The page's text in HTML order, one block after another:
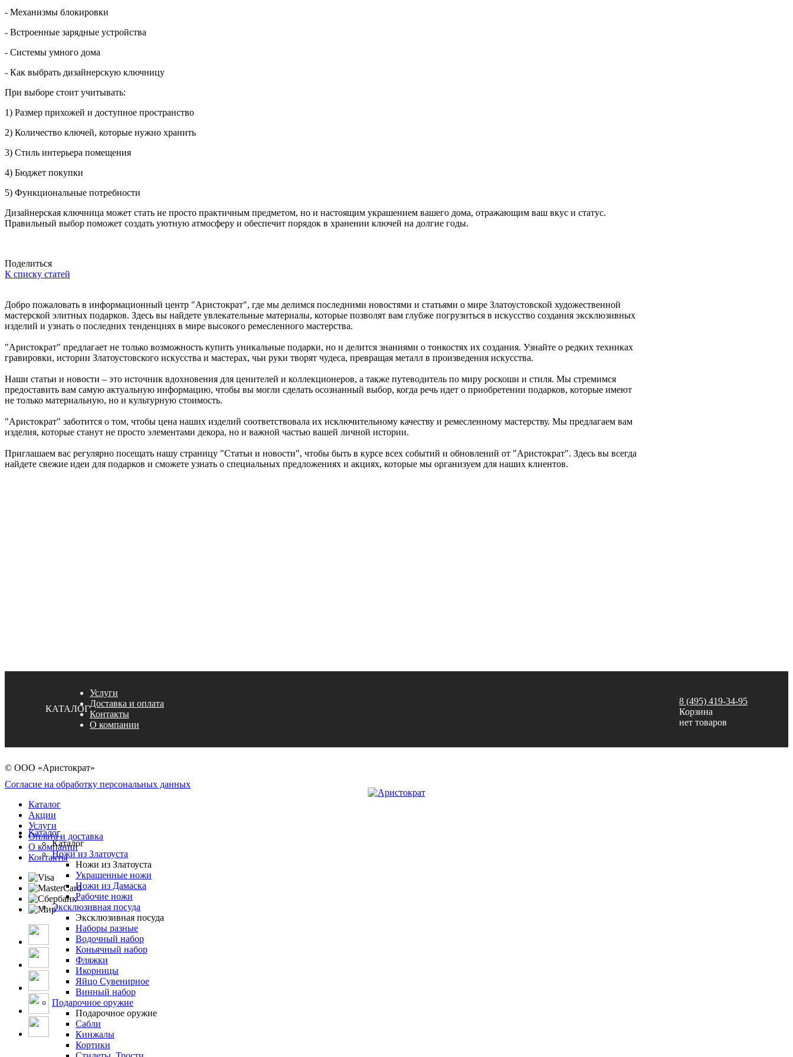
- Механизмы блокировки
- Встроенные зарядные устройства
- Системы умного дома
- Как выбрать дизайнерскую ключницу
При выборе стоит учитывать:
1) Размер прихожей и доступное пространство
2) Количество ключей, которые нужно хранить
3) Стиль интерьера помещения
4) Бюджет покупки
5) Функциональные потребности
Дизайнерская ключница может стать не просто практичным предметом, но и настоящим украшением вашего дома, отражающим ваш вкус и статус.
Правильный выбор поможет создать уютную атмосферу и обеспечит порядок в хранении ключей на долгие годы.
Поделиться
К списку статей
Добро пожаловать в информационный центр "Аристократ", где мы делимся последними новостями и статьями о мире Златоустовской художественной
мастерской элитных подарков. Здесь вы найдете увлекательные материалы, которые позволят вам глубже погрузиться в искусство создания эксклюзивных
изделий и узнать о последних тенденциях в мире высокого ремесленного мастерства.
"Аристократ" предлагает не только возможность купить уникальные подарки, но и делится знаниями о тонкостях их создания. Узнайте о редких техниках
гравировки, истории Златоустовского искусства и мастерах, чьи руки творят чудеса, превращая металл в произведения искусства.
Наши статьи и новости – это источник вдохновения для ценителей и коллекционеров, а также путеводитель по миру роскоши и стиля. Мы стремимся
предоставить вам самую актуальную информацию, чтобы вы могли сделать осознанный выбор, когда речь идет о приобретении подарков, которые имеют
не только материальную, но и культурную стоимость.
"Аристократ" заботится о том, чтобы цена наших изделий соответствовала их исключительному качеству и ремесленному мастерству. Мы предлагаем вам
изделия, которые станут не просто элементами декора, но и важной частью вашей личной истории.
Приглашаем вас регулярно посещать нашу страницу "Статьи и новости", чтобы быть в курсе всех событий и обновлений от "Аристократ". Здесь вы всегда
найдете свежие идеи для подарков и сможете узнать о специальных предложениях и акциях, которые мы организуем для наших клиентов.
КАТАЛОГ
Услуги
Доставка и оплата
Контакты
О компании
8 (495) 419-34-95
Корзина
нет товаров
© ООО «Аристократ»
Согласие на обработку персональных данных
Каталог
Акции
Услуги
Оплата и доставка
О компании
Контакты
Каталог
Каталог
Ножи из Златоуста
Ножи из Златоуста
Украшенные ножи
Ножи из Дамаска
Рабочие ножи
Эксклюзивная посуда
Эксклюзивная посуда
Наборы разные
Водочный набор
Коньячный набор
Фляжки
Икорницы
Яйцо Сувенирное
Винный набор
Подарочное оружие
Подарочное оружие
Сабли
Кинжалы
Кортики